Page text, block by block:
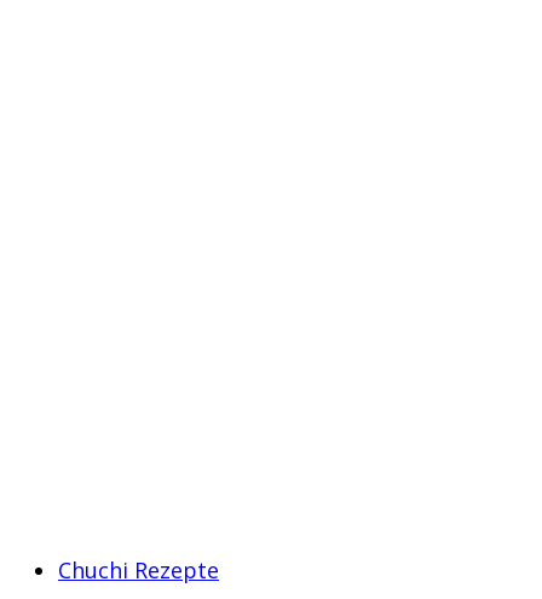
Chuchi Rezepte